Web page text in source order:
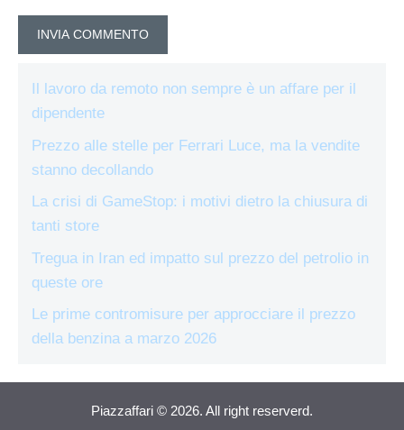
Il lavoro da remoto non sempre è un affare per il
dipendente
Prezzo alle stelle per Ferrari Luce, ma la vendite
stanno decollando
La crisi di GameStop: i motivi dietro la chiusura di
tanti store
Tregua in Iran ed impatto sul prezzo del petrolio in
queste ore
Le prime contromisure per approcciare il prezzo
della benzina a marzo 2026
Piazzaffari © 2026. All right reserverd.